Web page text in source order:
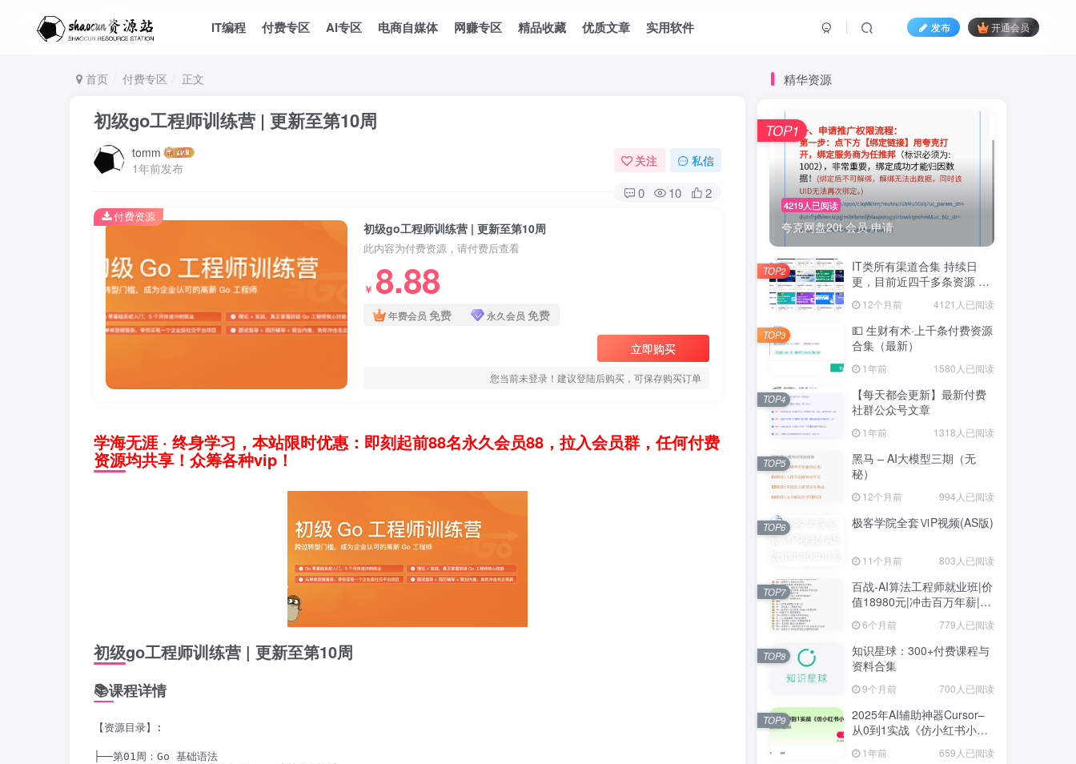
IT编程 付费专区 AI专区 电商自媒体 网赚专区 精品收藏 优质文章 实用软件 发布 开通会员
首页 付费专区 正文
初级go工程师训练营 | 更新至第10周
tomm
1年前发布
关注 私信
0 10 2
初级go工程师训练营 | 更新至第10周
此内容为付费资源，请付费后查看
￥ 8.88
年费会员 免费 永久会员 免费
立即购买
您当前未登录！建议登陆后购买，可保存购买订单
付费资源
学海无涯 · 终身学习，本站限时优惠：即刻起前88名永久会员88，拉入会员群，任何付费
资源均共享！众筹各种vip！
初级go工程师训练营 | 更新至第10周
📚课程详情
【资源目录】:
├──第01周：Go 基础语法
精华资源
4219人已阅读
夸克网盘20t 会员 申请
TOP1
IT类所有渠道合集 持续日
更，目前近四千多条资源 年
12个月前 4121人已阅读
TOP2
💵 生财有术·上千条付费资源
合集（最新）
1年前 1580人已阅读
TOP3
【每天都会更新】最新付费
社群公众号文章
1年前 1318人已阅读
TOP4
黑马 – AI大模型三期（无
秘）
12个月前 994人已阅读
TOP5
极客学院全套ⅥP视频(AS版)
11个月前 803人已阅读
TOP6
百战-AI算法工程师就业班|价
值18980元|冲击百万年薪|完
结无秘
6个月前 779人已阅读
TOP7
知识星球：300+付费课程与
资料合集
9个月前 700人已阅读
TOP8
2025年AI辅助神器Cursor–
从0到1实战《仿小红书小程
序》1年前 659人已阅读
TOP9